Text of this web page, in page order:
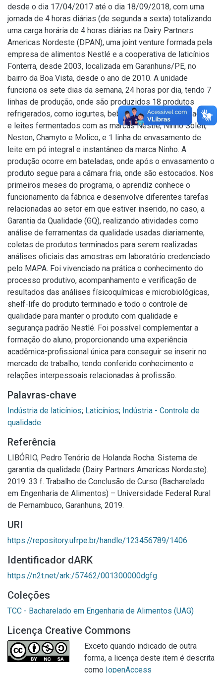
desde o dia 17/04/2017 até o dia 18/09/2018, com uma
jornada de 4 horas diárias (de segunda a sexta) totalizando
uma carga horária de 4 horas diárias na Dairy Partners
Americas Nordeste (DPAN), uma joint venture formada pela
empresa de alimentos Nestlé e a cooperativa de laticínios
Fonterra, desde 2003, localizada em Garanhuns/PE, no
bairro da Boa Vista, desde o ano de 2010. A unidade
funciona os sete dias da semana, 24 horas por dia, tendo 7
linhas de produção, onde são produzidos 18 produtos
refrigerados, como iogurtes, bebidas lácteas fermentadas
e leites fermentados com as marcas Nestlé, Ninho Soleil,
Neston, Chamyto e Molico, e 1 linha de envasamento de
leite em pó integral e instantâneo da marca Ninho. A
produção ocorre em bateladas, onde após o envasamento o
produto segue para a câmara fria, onde são estocados. Nos
primeiros meses do programa, o aprendiz conhece o
funcionamento da fábrica e desenvolve diferentes tarefas
relacionadas ao setor em que estiver inserido, no caso, a
Garantia da Qualidade (GQ), realizando atividades como
análise de ferramentas da qualidade usadas diariamente,
coletas de produtos terminados para serem realizadas
análises oficiais das amostras em laboratório credenciado
pelo MAPA. Foi vivenciado na prática o conhecimento do
processo produtivo, acompanhamento e verificação de
resultados das análises físicoquímicas e microbiológicas,
shelf-life do produto terminado e todo o controle de
qualidade para manter o produto com qualidade e
segurança padrão Nestlé. Foi possível complementar a
formação do aluno, proporcionando uma experiência
acadêmica-profissional única para conseguir se inserir no
mercado de trabalho, tendo conferido conhecimento e
relações interpessoais relacionadas à profissão.
Palavras-chave
Indústria de laticínios; Laticínios; Indústria - Controle de
qualidade
Referência
LIBÓRIO, Pedro Tenório de Holanda Rocha. Sistema de
garantia da qualidade (Dairy Partners Americas Nordeste).
2019. 33 f. Trabalho de Conclusão de Curso (Bacharelado
em Engenharia de Alimentos) – Universidade Federal Rural
de Pernambuco, Garanhuns, 2019.
URI
https://repository.ufrpe.br/handle/123456789/1406
Identificador dARK
https://n2t.net/ark:/57462/001300000dgfg
Coleções
TCC - Bacharelado em Engenharia de Alimentos (UAG)
Licença Creative Commons
Exceto quando indicado de outra
forma, a licença deste item é descrita
como |openAccess